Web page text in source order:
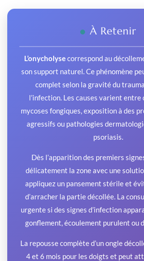
À Retenir
L’onycholysecorrespond au
son support naturel. Ce phénomène
complet selon la gravité du
l’infection. Les causes varient entre
mycoses fongiques, exposition à des
agressifs ou pathologies
psoriasis.
Dès l’apparition des premiers
délicatement la zone avec une
appliquez un pansement stérile et
d’arracher la partie décollée. La
urgente si des signes d’infection
gonflement, écoulement purulent ou
La repousse complète d’un ongle
4 et 6 mois pour les doigts et peut